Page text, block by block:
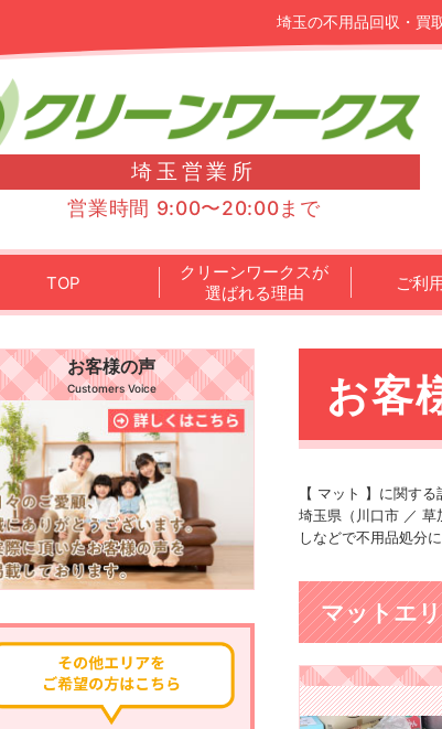
埼玉の不用品回収・買
埼玉営業所
営業時間 9:00〜20:00まで
TOP
クリーンワークスが
選ばれる理由
ご利
お客
【 マット 】に関する
埼玉県（川口市 ／ 草
しなどで不用品処分
マットエ
お客様の声
Customers Voice